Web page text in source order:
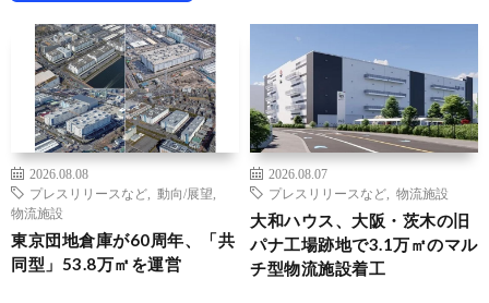
2026.08.08
プレスリリースなど
動向/展望
物流施設
東京団地倉庫が60周年、「共
同型」53.8万㎡を運営
2026.08.07
プレスリリースなど
物流施設
大和ハウス、大阪・茨木の旧
パナ工場跡地で3.1万㎡のマル
チ型物流施設着工